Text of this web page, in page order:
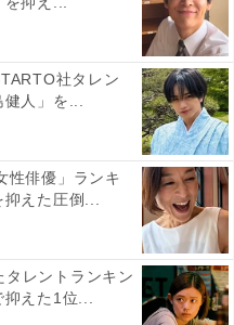
語に堪能になりたかっ
横浜が好きだから、キャ
」（60代女性／大阪府）
です
ールアバウトに入社後、
記事執筆やSEOライティ
ニュースチームのメ
社タレン
人」を...
性俳優」ランキ
えた圧倒...
タレントランキン
えた1位...